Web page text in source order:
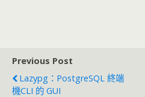
Previous Post
Lazypg：PostgreSQL 終端
機CLI 的 GUI